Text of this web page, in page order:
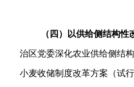
（四）以供给侧结构
治区党委深化农业供给侧结
小麦收储制度改革方案（试行